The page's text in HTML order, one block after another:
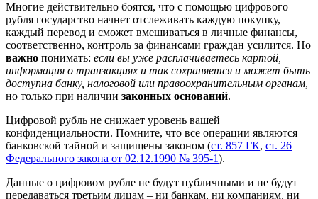
Многие действительно боятся, что с помощью цифрового
рубля государство начнет отслеживать каждую покупку,
каждый перевод и сможет вмешиваться в личные финансы,
соответственно, контроль за финансами граждан усилится. Но
важно понимать: если вы уже расплачиваетесь картой,
информация о транзакциях и так сохраняется и может быть
доступна банку, налоговой или правоохранительным органам,
но только при наличии законных оснований.
Цифровой рубль не снижает уровень вашей
конфиденциальности. Помните, что все операции являются
банковской тайной и защищены законом (ст. 857 ГК, ст. 26
Федерального закона от 02.12.1990 № 395-1).
Данные о цифровом рубле не будут публичными и не будут
передаваться третьим лицам – ни банкам, ни компаниям, ни